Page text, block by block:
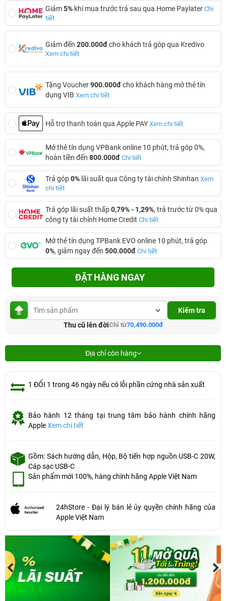
Giảm5% khi mua trước trả sau qua Home Paylater Chi
tiết
Giảm đến 200.000đcho khách trả góp qua Kredivo
Xem chi tiết
Tặng Voucher900.000đcho khách hàng mở thẻ tín
dụng VIB Xem chi tiết
Hỗ trợ thanh toán qua Apple PAY Xem chi tiết
Mở thẻ tín dụng VPBank online 10 phút, trả góp 0%,
hoàn tiền đến 800.000đ Chi tiết
Trả góp0% lãi suất qua Công ty tài chính Shinhan Xem
chi tiết
Trả góp lãi suất thấp0,79% - 1,29%, trả trước từ 0% qua
công ty tài chính Home Credit Chi tiết
Mở thẻ tín dụng TPBank EVO online 10 phút, trả góp
0%, giảm ngay đến 500.000đ Chi tiết
ĐẶT HÀNG NGAY
Kiểm tra
Thu cũ lên đờiChỉ từ70.490.000đ
Địa chỉ còn hàng
1 ĐỔI 1 trong 46 ngày nếu có lỗi phần cứng nhà sản xuất
Bảo hành 12 tháng tại trung tâm bảo hành chính hãng
AppleXem chi tiết
Gồm: Sách hướng dẫn, Hộp, Bộ tiến hợp nguồn USB-C 20W,
Cáp sạc USB-C
Sản phẩm mới 100%, hàng chính hãng Apple Việt Nam
24hStore - Đại lý bán lẻ ủy quyền chính hãng của
Apple Việt Nam